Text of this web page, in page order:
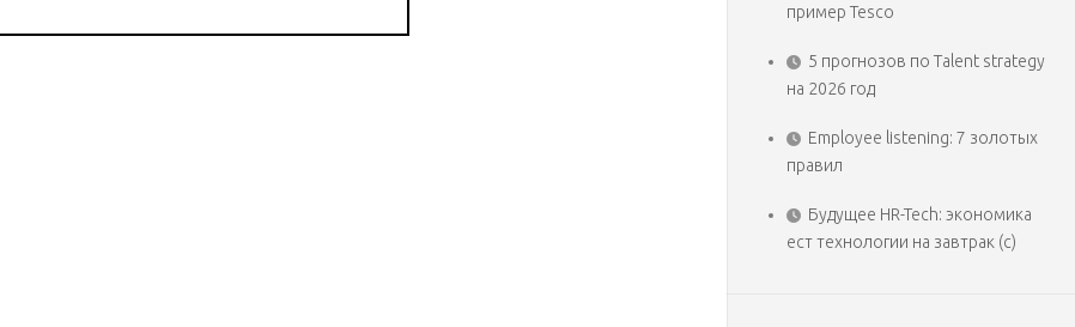
пример Tesco
5 прогнозов по Talent strategy
на 2026 год
Employee listening: 7 золотых
правил
Будущее HR-Tech: экономика
ест технологии на завтрак (с)